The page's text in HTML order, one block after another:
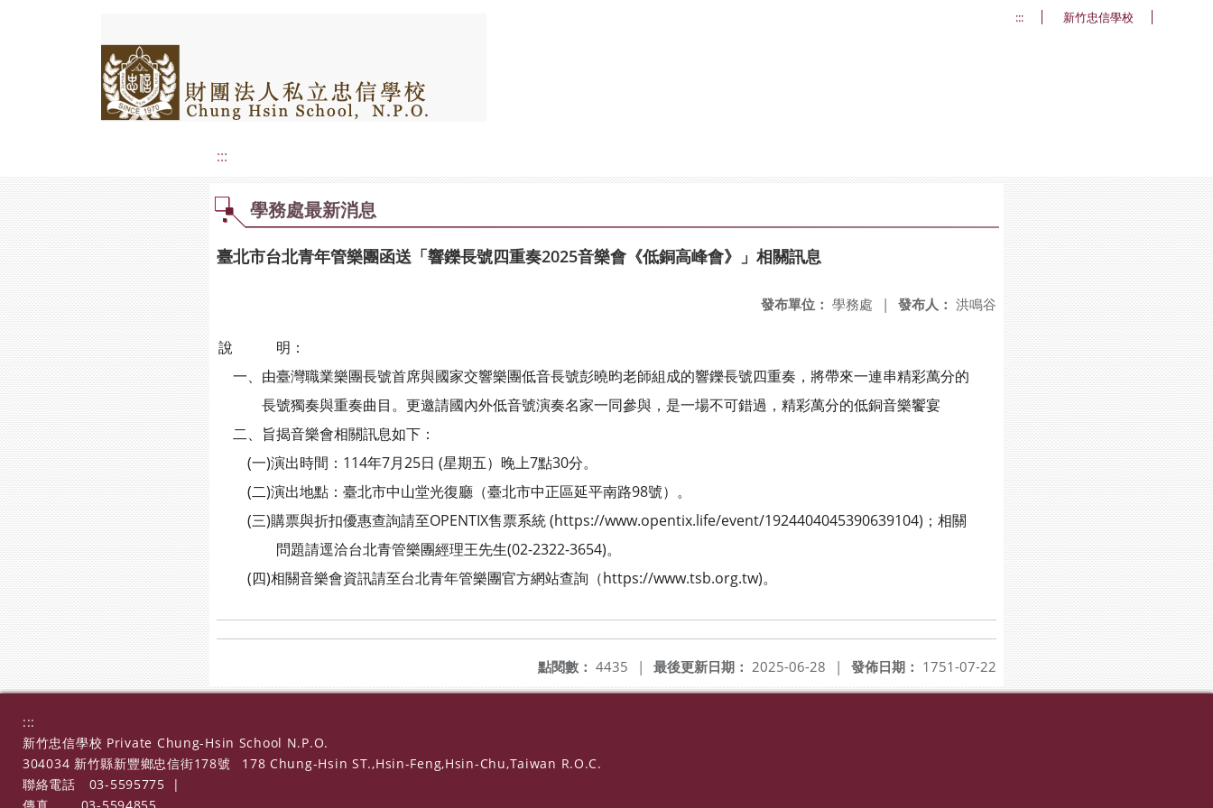
::: 新竹忠信學校
:::
學務處最新消息
臺北市台北青年管樂團函送「響鑠長號四重奏2025音樂會《低銅高峰會》」相關訊息
發布人： 洪鳴谷
發布單位： 學務處 |
說 明：
一、由臺灣職業樂團長號首席與國家交響樂團低音長號彭曉昀老師組成的響鑠長號四重奏，將帶來一連串精彩萬分的
長號獨奏與重奏曲目。更邀請國內外低音號演奏名家一同參與，是一場不可錯過，精彩萬分的低銅音樂饗宴
二、旨揭音樂會相關訊息如下：
(一)演出時間：114年7月25日 (星期五）晚上7點30分。
(二)演出地點：臺北市中山堂光復廳（臺北市中正區延平南路98號）。
(三)購票與折扣優惠查詢請至OPENTIX售票系統 (https://www.opentix.life/event/1924404045390639104)；相關
問題請逕洽台北青管樂團經理王先生(02-2322-3654)。
(四)相關音樂會資訊請至台北青年管樂團官方網站查詢（https://www.tsb.org.tw)。
發佈日期： 1751-07-22
最後更新日期： 2025-06-28 |
點閱數： 4435 |
:::
新竹忠信學校 Private Chung-Hsin School N.P.O.
304034 新竹縣新豐鄉忠信街178號
178 Chung-Hsin ST.,Hsin-Feng,Hsin-Chu,Taiwan R.O.C.
聯絡電話
03-5595775
|